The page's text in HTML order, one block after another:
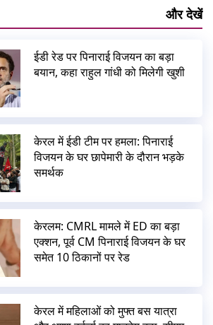
और देखें
ईडी रेड पर पिनाराई विजयन का बड़ा
बयान, कहा राहुल गांधी को मिलेगी खुशी
केरल में ईडी टीम पर हमला: पिनाराई
विजयन के घर छापेमारी के दौरान भड़के
समर्थक
केरलम: CMRL मामले में ED का बड़ा
एक्शन, पूर्व CM पिनाराई विजयन के घर
समेत 10 ठिकानों पर रेड
केरल में महिलाओं को मुफ्त बस यात्रा